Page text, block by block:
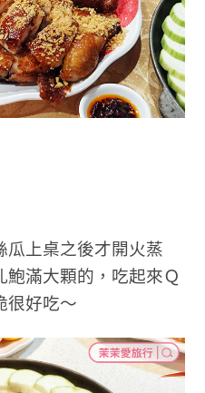
瓜上桌之後才開火蒸
鮑滿大顆的，吃起來Ｑ
很好吃～